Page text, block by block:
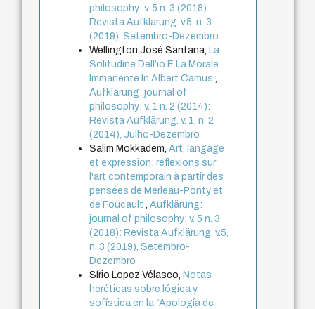
philosophy: v. 5 n. 3 (2018):
Revista Aufklärung. v.5, n. 3
(2019), Setembro-Dezembro
Wellington José Santana,La
Solitudine Dell’io E La Morale
Immanente In Albert Camus
Aufklärung: journal of
philosophy: v. 1 n. 2 (2014):
Revista Aufklärung. v. 1, n. 2
(2014), Julho-Dezembro
Salim Mokkadem,Art, langage
et expression: réflexions sur
l'art contemporain à partir des
pensées de Merleau-Ponty et
de Foucault
,Aufklärung:
journal of philosophy: v. 5 n. 3
(2018): Revista Aufklärung. v.5,
n. 3 (2019), Setembro-
Dezembro
Sírio Lopez Vélasco,Notas
heréticas sobre lógica y
sofística en la “Apología de